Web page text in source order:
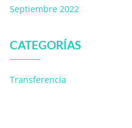
Septiembre 2022
CATEGORÍAS
Transferencia